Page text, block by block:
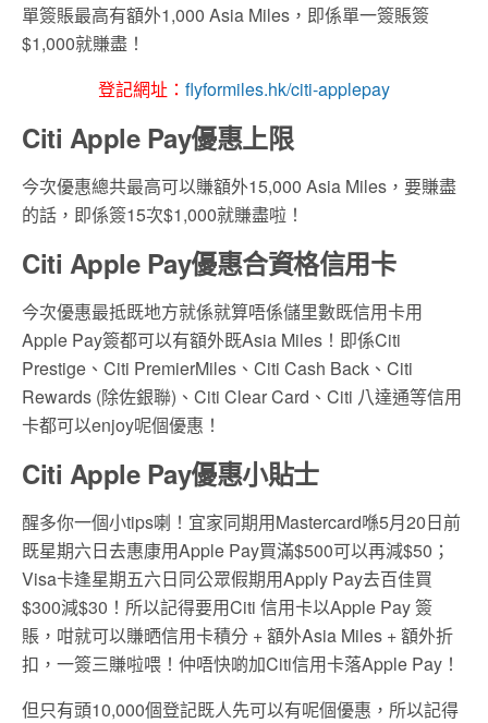
單簽賬最高有額外1,000 Asia Miles，即係單一簽賬簽
$1,000就賺盡！
登記網址： flyformiles.hk/citi-applepay
Citi Apple Pay優惠上限
今次優惠總共最高可以賺額外15,000 Asia Miles，要賺盡
的話，即係簽15次$1,000就賺盡啦！
Citi Apple Pay優惠合資格信用卡
今次優惠最抵既地方就係就算唔係儲里數既信用卡用
Apple Pay簽都可以有額外既Asia Miles！即係Citi
Prestige、Citi PremierMiles、Citi Cash Back、Citi
Rewards (除佐銀聯)、Citi Clear Card、Citi 八達通等信用
卡都可以enjoy呢個優惠！
Citi Apple Pay優惠小貼士
醒多你一個小tips喇！宜家同期用Mastercard喺5月20日前
既星期六日去惠康用Apple Pay買滿$500可以再減$50；
Visa卡逢星期五六日同公眾假期用Apply Pay去百佳買
$300減$30！所以記得要用Citi 信用卡以Apple Pay 簽
賬，咁就可以賺晒信用卡積分 + 額外Asia Miles + 額外折
扣，一簽三賺啦喂！仲唔快啲加Citi信用卡落Apple Pay！
但只有頭10,000個登記既人先可以有呢個優惠，所以記得